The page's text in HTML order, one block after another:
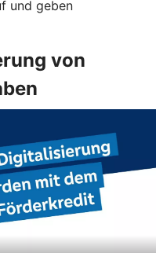
und geben
von